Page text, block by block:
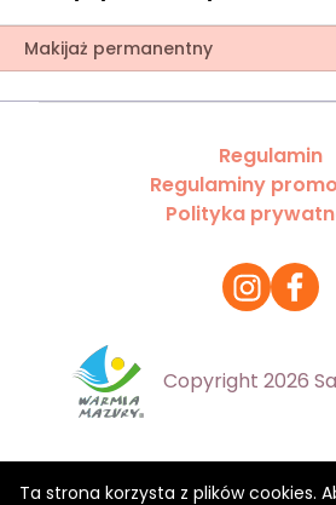
Ta strona korzysta z plików cookies.
Makijaż permanentny
Regulamin
Regulaminy
Polityka
Copyright 2026